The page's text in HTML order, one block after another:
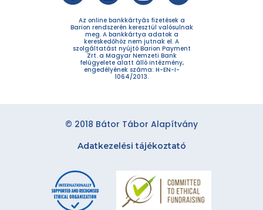
Az online bankkártyás fizetések a
Barion rendszerén keresztül valósulnak
meg. A bankkártya adatok a
kereskedőhöz nem jutnak el. A
szolgáltatást nyújtó Barion Payment
Zrt. a Magyar Nemzeti Bank
felügyelete alatt álló intézmény,
engedélyének száma: H-EN-I-
1064/2013.
© 2018 Bátor Tábor Alapítvány
Adatkezelési tájékoztató